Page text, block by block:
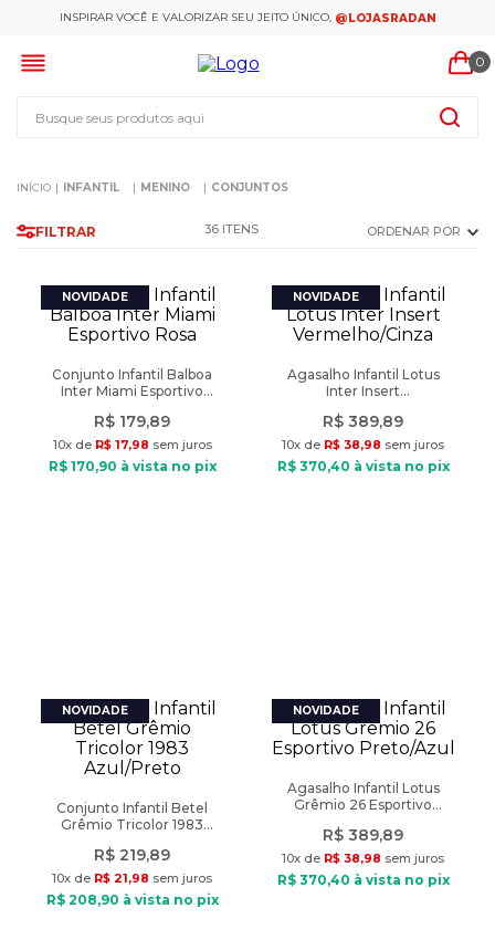
INSPIRAR VOCÊ E VALORIZAR SEU JEITO ÚNICO, @LOJASRADAN
0
INFANTIL MENINO CONJUNTOS
FILTRAR 36 ORDENAR POR
Conjunto Infantil Balboa
Inter Miami Esportivo
R$ 179,89
10x de R$ 17,98 sem juros
R$ 170,90 à vista no pix
Agasalho Infantil Lotus
Inter Insert
R$ 389,89
10x de R$ 38,98 sem juros
R$ 370,40 à vista no pix
Conjunto Infantil Betel
Grêmio Tricolor 1983
R$ 219,89
10x de R$ 21,98 sem juros
R$ 208,90 à vista no pix
Agasalho Infantil Lotus
Grêmio 26 Esportivo
R$ 389,89
10x de R$ 38,98 sem juros
R$ 370,40 à vista no pix